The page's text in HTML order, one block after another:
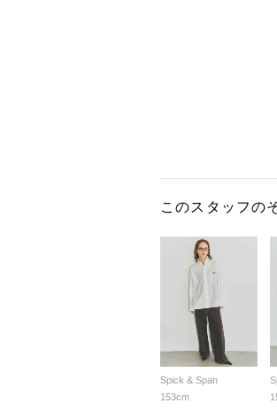
このスタッフの
Spick & Span
153cm